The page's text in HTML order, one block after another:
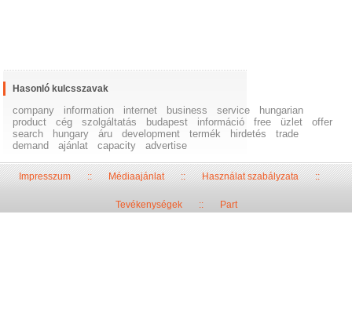
Hasonló kulcsszavak
company information internet business service
hungarian
product
cég szolgáltatás budapest információ free üzlet
offer
search
hungary áru development termék hirdetés
trade
demand
ajánlat capacity advertise
Impresszum::Médiaajánlat::Használat szabályzata::
Tevékenységek:: Part